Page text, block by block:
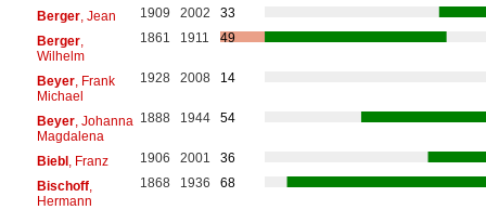
Berger, Jean 1909 2002
33
Berger,
Wilhelm
1861 1911 49
Beyer, Frank
Michael
1928 2008 14
Beyer, Johanna
Magdalena
1888 1944 54
Biebl, Franz 1906 2001
36
Bischoff,
Hermann
1868 1936 68